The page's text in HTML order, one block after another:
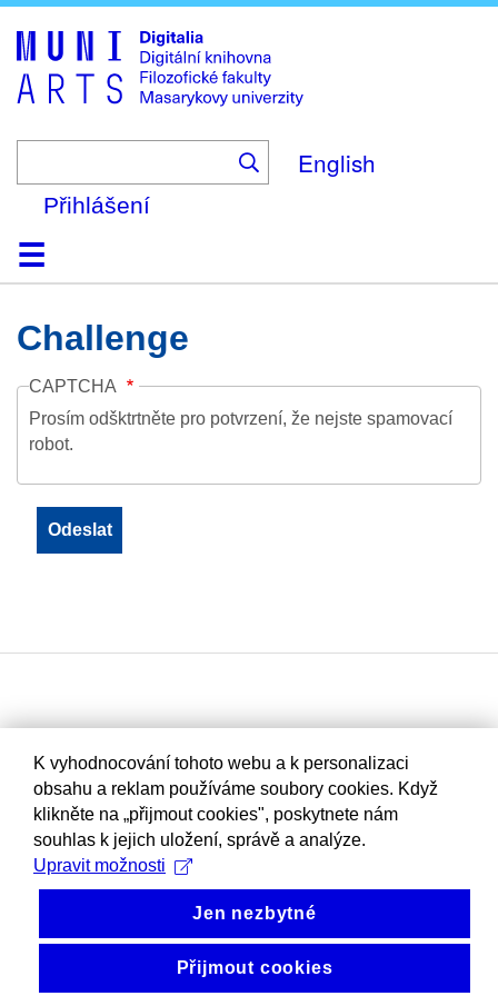
to
main
content
English
Přihlášení
DomůKolekce
Prohlížení
Vyhledávání
O platformě
Nápověda
KontaktDigitalia
Challenge
CAPTCHA
Prosím odšktrtněte pro potvrzení, že nejste spamovací
robot.
K vyhodnocování tohoto webu a k personalizaci
obsahu a reklam používáme soubory cookies. Když
klikněte na „přijmout cookies", poskytnete nám
souhlas k jejich uložení, správě a analýze.
Upravit možnosti
Jen nezbytné
Přijmout cookies